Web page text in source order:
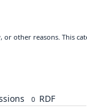
other reasons. This
0 RDF